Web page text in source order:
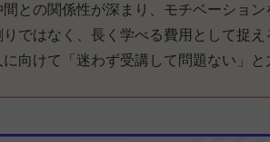
との関係性が深まり、モチベーショ
ではなく、長く学べる費用として捉え
向けて「迷わず受講して問題ない」と